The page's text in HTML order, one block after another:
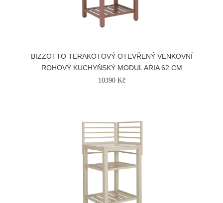
BIZZOTTO TERAKOTOVÝ OTEVŘENÝ VENKOVNÍ
ROHOVÝ KUCHYŇSKÝ MODUL ARIA 62 CM
10390 Kč